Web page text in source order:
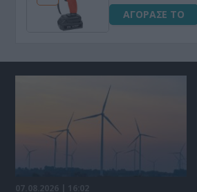
ΑΓΟΡΑΣΕ ΤΟ
07.08.2026 | 16:02